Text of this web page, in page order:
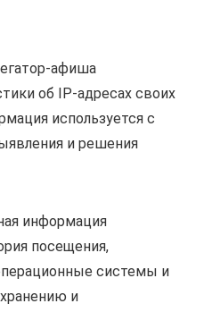
афиша
об IP-адресах своих
используется с
и решения
информация
посещения,
системы и
и